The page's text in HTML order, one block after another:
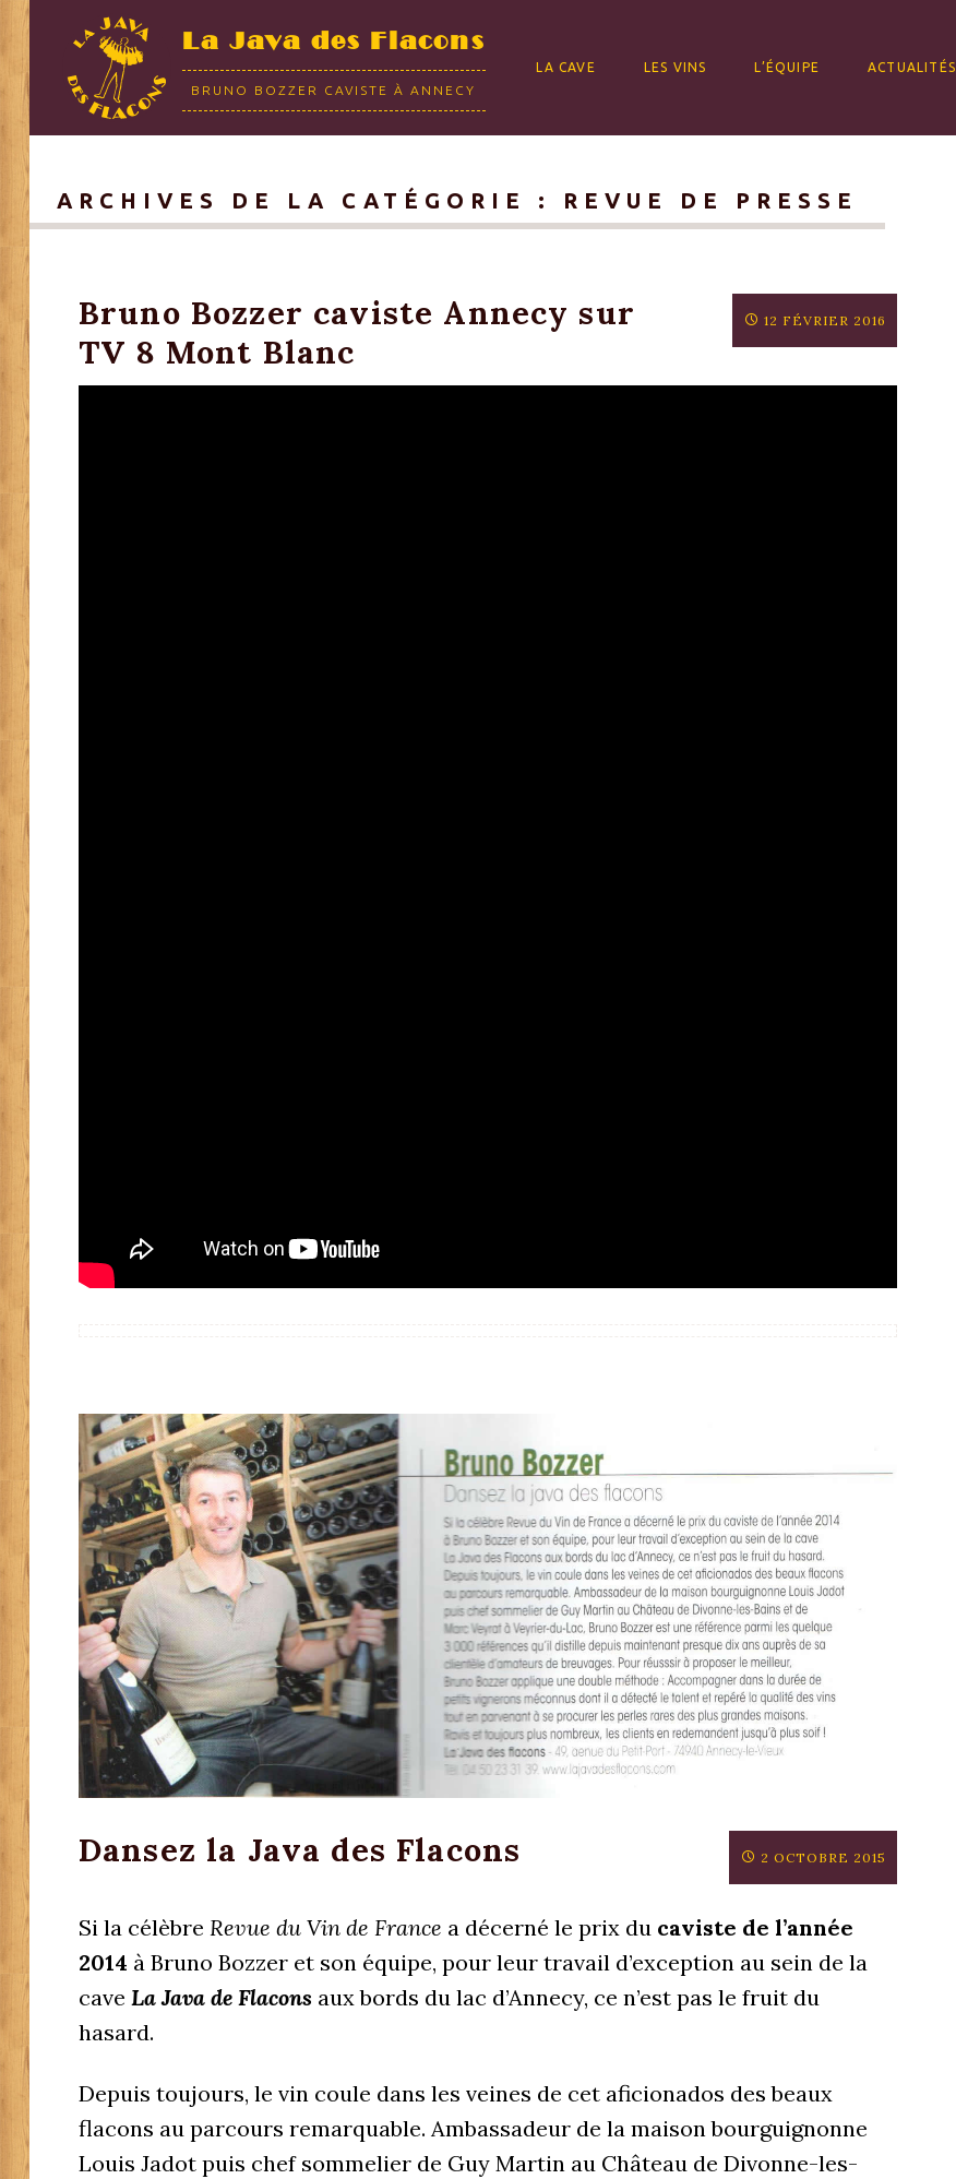
La Java des Flacons
BRUNO BOZZER CAVISTE À ANNECY
LA CAVE LES VINS L’ÉQUIPE ACTUALITÉS
ARCHIVES DE LA CATÉGORIE : REVUE DE PRESSE
Bruno Bozzer caviste Annecy sur
TV 8 Mont Blanc
12 FÉVRIER 2016
Dansez la Java des Flacons 2 OCTOBRE 2015
Si la célèbre Revue du Vin de France a décerné le prix du caviste de l’année
2014 à Bruno Bozzer et son équipe, pour leur travail d’exception au sein de la
cave La Java de Flacons aux bords du lac d’Annecy, ce n’est pas le fruit du
hasard.
Depuis toujours, le vin coule dans les veines de cet aficionados des beaux
flacons au parcours remarquable. Ambassadeur de la maison bourguignonne
Louis Jadot puis chef sommelier de Guy Martin au Château de Divonne-les-